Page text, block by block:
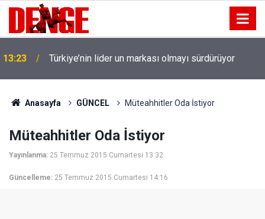
13:23 Türkiye’nin lider un markası olmayı sürdürüyor
Anasayfa GÜNCEL Müteahhitler Oda İstiyor
Müteahhitler Oda İstiyor
Yayınlanma: 25 Temmuz 2015 Cumartesi 13:32
Güncelleme: 25 Temmuz 2015 Cumartesi 14:16